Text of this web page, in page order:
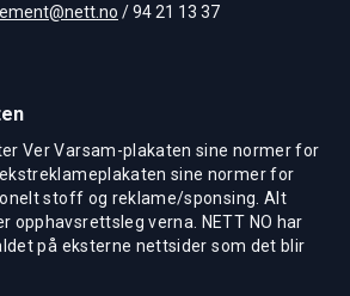
/ 94 21 13 37
Ver Varsam-plakaten sine normer for
sine normer for
stoff og reklame/sponsing. Alt
opphavsrettsleg verna. NETT NO har
på eksterne nettsider som det blir